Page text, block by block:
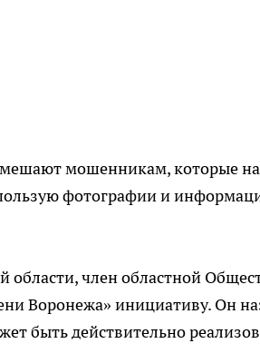
мошенникам, которые
фотографии и
член областной
Воронежа» инициативу. Он
быть действительно